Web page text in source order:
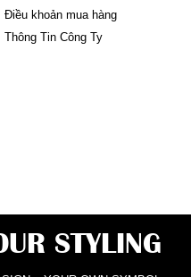
Điều khoản mua hàng
Thông Tin Công Ty
STYLING